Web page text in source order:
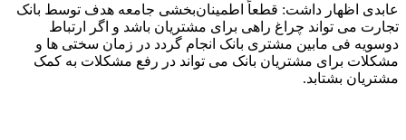
عابدی اظهار داشت: قطعاً اطمینان‌بخشی جامعه هدف توسط بانک
تجارت می تواند چراغ راهی برای مشتریان باشد و اگر ارتباط
دوسویه فی مابین مشتری بانک انجام گردد در زمان سختی ها و
مشکلات برای مشتریان بانک می تواند در رفع مشکلات به کمک
مشتریان بشتابد.